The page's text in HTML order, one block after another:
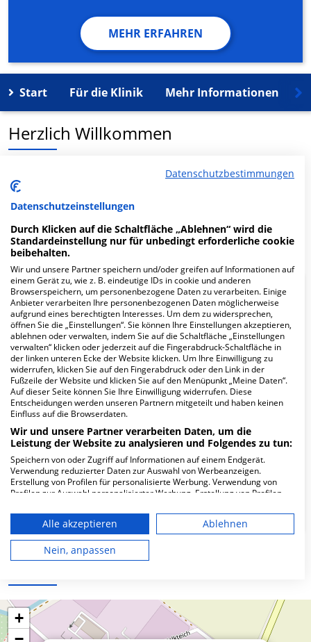
MEHR ERFAHREN
Start Für die Klinik Mehr Informationen
Herzlich Willkommen
HELIOS MVZ Pathologie Erfurt Augenarztpraxis in der
Brauhof 4 ist ein medizinisches Versorgungszentrum in
Apolda.
Mehr Informationen
FAQ
Hier ﬁnden Sie häuﬁg gestellte Fragen zu dieser Klinik.
Wie lautet die Adresse von HELIOS MVZ
Pathologie Erfurt Augenarztpraxis?
99510 Apolda
Wie ist die Telefonnummer von HELIOS MVZ
+
Datenschutzbestimmungen
Datenschutzeinstellungen
Durch Klicken auf die Schaltfläche „Ablehnen“ wird die
Standardeinstellung nur für unbedingt erforderliche cookie
beibehalten.
Wir und unsere Partner speichern und/oder greifen auf Informationen auf
einem Gerät zu, wie z. B. eindeutige IDs in cookie und anderen
Browserspeichern, um personenbezogene Daten zu verarbeiten. Einige
Anbieter verarbeiten Ihre personenbezogenen Daten möglicherweise
aufgrund eines berechtigten Interesses. Um dem zu widersprechen,
öffnen Sie die „Einstellungen“. Sie können Ihre Einstellungen akzeptieren,
ablehnen oder verwalten, indem Sie auf die Schaltfläche „Einstellungen
verwalten“ klicken oder jederzeit auf die Fingerabdruck-Schaltfläche in
der linken unteren Ecke der Website klicken. Um Ihre Einwilligung zu
widerrufen, klicken Sie auf den Fingerabdruck oder den Link in der
Fußzeile der Website und klicken Sie auf den Menüpunkt „Meine Daten“.
Auf dieser Seite können Sie Ihre Einwilligung widerrufen. Diese
Entscheidungen werden unseren Partnern mitgeteilt und haben keinen
Einfluss auf die Browserdaten.
Wir und unsere Partner verarbeiten Daten, um die
Leistung der Website zu analysieren und Folgendes zu tun:
Speichern von oder Zugriff auf Informationen auf einem Endgerät.
Verwendung reduzierter Daten zur Auswahl von Werbeanzeigen.
Erstellung von Profilen für personalisierte Werbung. Verwendung von
Profilen zur Auswahl personalisierter Werbung. Erstellung von Profilen
personalisierter Inhalte. Messung der Werbeleistung. Messung der
Performance von Inhalten. Analyse von Zielgruppen durch Statistiken
oder Kombinationen von Daten aus verschiedenen Quellen. Entwicklung
und Verbesserung der Angebote. Verwendung reduzierter Daten zur
Auswahl von Inhalten.
die USA gesendet werden.
Ihre Einwilligung und die cookie Richtlinie gelten ausschließlich für diese
Website/App.
Partnerliste anzeigen (1 IAB-Anbieter)
Alle akzeptieren
Ablehnen
Nein, anpassen